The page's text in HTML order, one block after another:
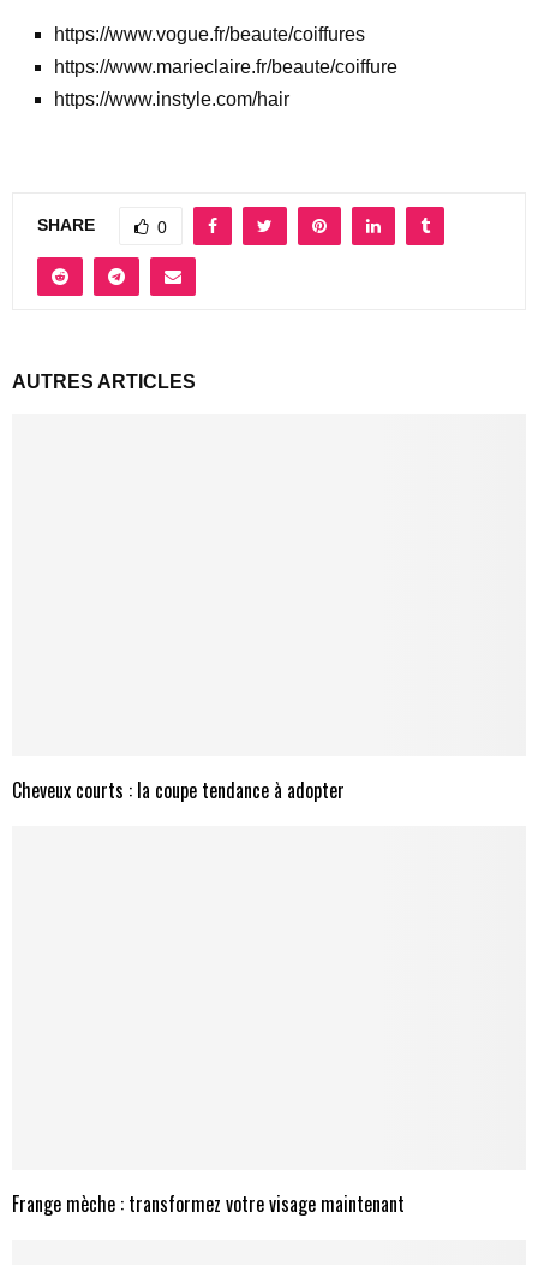
https://www.vogue.fr/beaute/coiffures
https://www.marieclaire.fr/beaute/coiffure
https://www.instyle.com/hair
SHARE 0
AUTRES ARTICLES
Cheveux courts : la coupe tendance à adopter
Frange mèche : transformez votre visage maintenant